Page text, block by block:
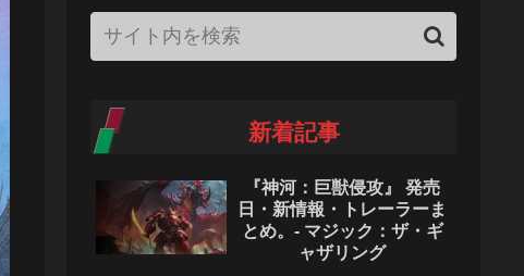
新着記事
『神河：巨獣侵攻』 発売
日・新情報・トレーラーま
とめ。- マジック：ザ・ギ
ャザリング